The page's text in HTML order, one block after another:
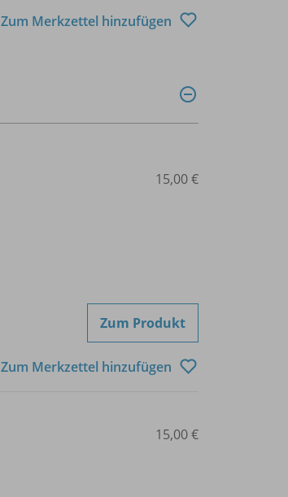
Zum Merkzettel hinzufügen
15,00 €
Zum Produkt
Zum Merkzettel hinzufügen
15,00 €